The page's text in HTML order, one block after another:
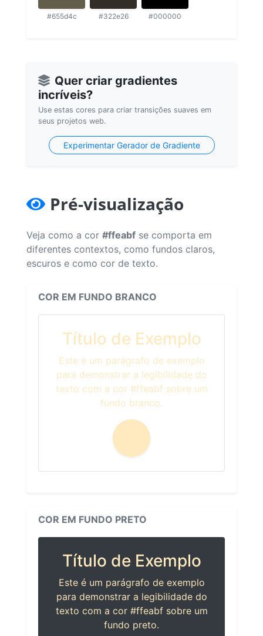
#655d4c #322e26 #000000
Quer criar gradientes
incríveis?
Use estas cores para criar transições suaves em
seus projetos web.
Experimentar Gerador de Gradiente
Pré-visualização
Veja como a cor #ffeabf se comporta em
diferentes contextos, como fundos claros,
escuros e como cor de texto.
COR EM FUNDO BRANCO
Título de Exemplo
Este é um parágrafo de exemplo
para demonstrar a legibilidade do
texto com a cor #ffeabf sobre um
fundo branco.
COR EM FUNDO PRETO
Título de Exemplo
Este é um parágrafo de exemplo
para demonstrar a legibilidade do
texto com a cor #ffeabf sobre um
fundo preto.